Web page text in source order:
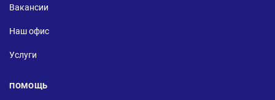
Вакансии
Наш офис
Услуги
ПОМОЩЬ